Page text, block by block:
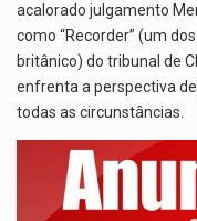
acalorado julgamento
como “Recorder” (um
britânico) do tribunal de
enfrenta a perspectiva
todas as circunstâncias.